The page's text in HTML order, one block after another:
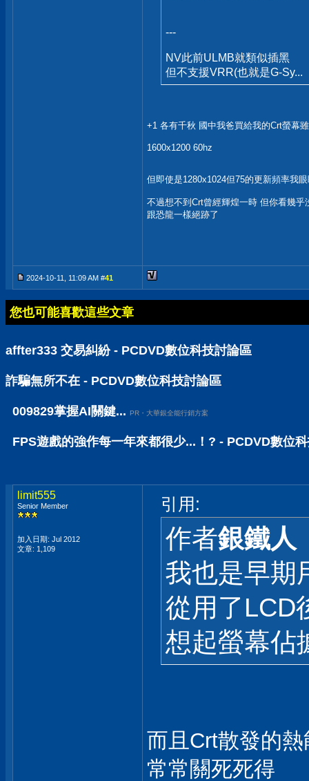
---
NV此前ULMB就類似插黑
但不支援VRR(也就是G-Sy...
+1 各有千秋 國中我爸買給我的Crt螢幕
1600x1200 60hz
但即使是1280x1024但75的更新頻率我
不過想不到Crt曾經輝煌一時 但你看幾
跟恐龍一樣絕跡了
2024-10-11, 11:09 AM #41
您也可能喜歡這些文章
affter333 交易糾紛 - PCDVD數位科技討論區
詐騙無所不在 - PCDVD數位科技討論區
009829掌握AI關鍵... PR・大華銀全能行銷方案
FPS遊戲的強作每一年來都很少...！? - PCDVD數位
limit555
Senior Member
加入日期: Jul 2012
文章: 1,109
引用:
作者銀鐵人
我也是早期
從用了LCD
想起螢幕佔
而且Crt散發的
常常關死死得